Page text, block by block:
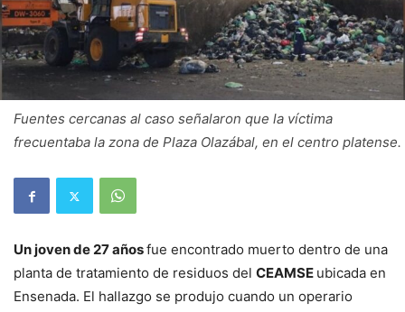
Fuentes cercanas al caso señalaron que la víctima
frecuentaba la zona de Plaza Olazábal, en el centro platense.
Un joven de 27 añosfue encontrado muerto dentro de una
planta de tratamiento de residuos del CEAMSE ubicada en
Ensenada. El hallazgo se produjo cuando un operario